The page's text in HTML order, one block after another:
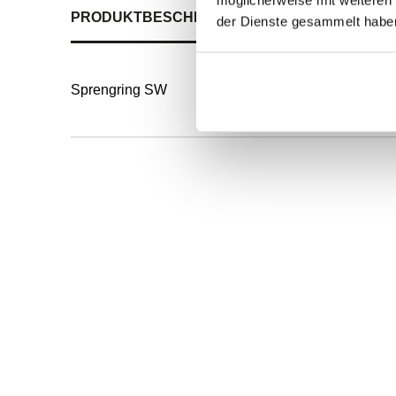
der Dienste gesammelt
PRODUKTBESCHREIBUNGALLE
Sprengring SW